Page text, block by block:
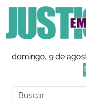
domingo, 9 de